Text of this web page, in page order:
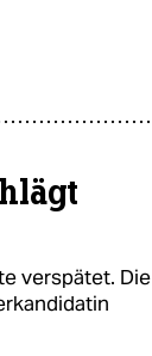
verspätet. Die